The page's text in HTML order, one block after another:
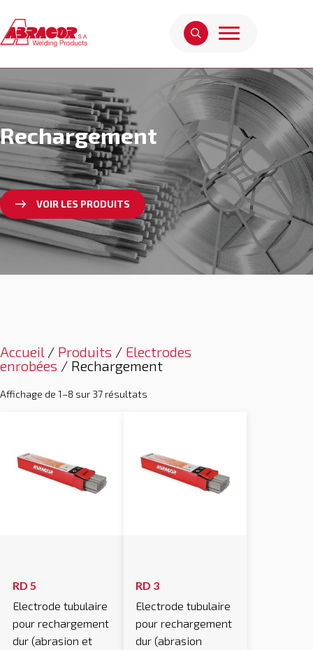
Rechargement
VOIR LES PRODUITS
Accueil / Produits / Electrodes
enrobées / Rechargement
Affichage de 1–8 sur 37 résultats
RD 5
Electrode tubulaire
pour rechargement
dur (abrasion et
RD 3
Electrode tubulaire
pour rechargement
dur (abrasion